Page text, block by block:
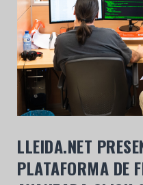
LLEIDA.NET
PLATAFORMA DE